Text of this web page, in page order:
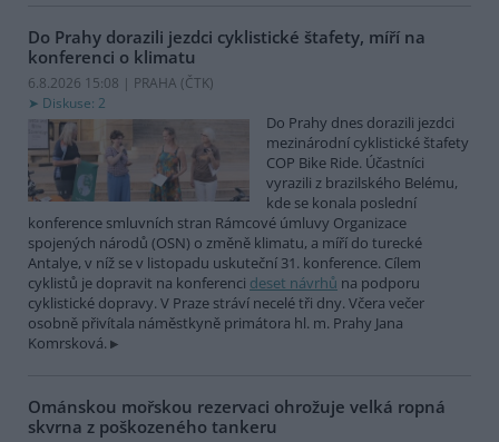
Do Prahy dorazili jezdci cyklistické štafety, míří na
konferenci o klimatu
6.8.2026 15:08 | PRAHA (ČTK)
Diskuse: 2
Do Prahy dnes dorazili jezdci
mezinárodní cyklistické štafety
COP Bike Ride. Účastníci
vyrazili z brazilského Belému,
kde se konala poslední
konference smluvních stran Rámcové úmluvy Organizace
spojených národů (OSN) o změně klimatu, a míří do turecké
Antalye, v níž se v listopadu uskuteční 31. konference. Cílem
cyklistů je dopravit na konferenci deset návrhů na podporu
cyklistické dopravy. V Praze stráví necelé tři dny. Včera večer
osobně přivítala náměstkyně primátora hl. m. Prahy Jana
Komrsková.
Ománskou mořskou rezervaci ohrožuje velká ropná
skvrna z poškozeného tankeru